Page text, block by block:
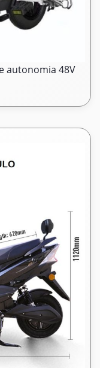
autonomia 48V